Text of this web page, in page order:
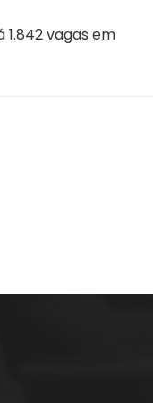
vagas em